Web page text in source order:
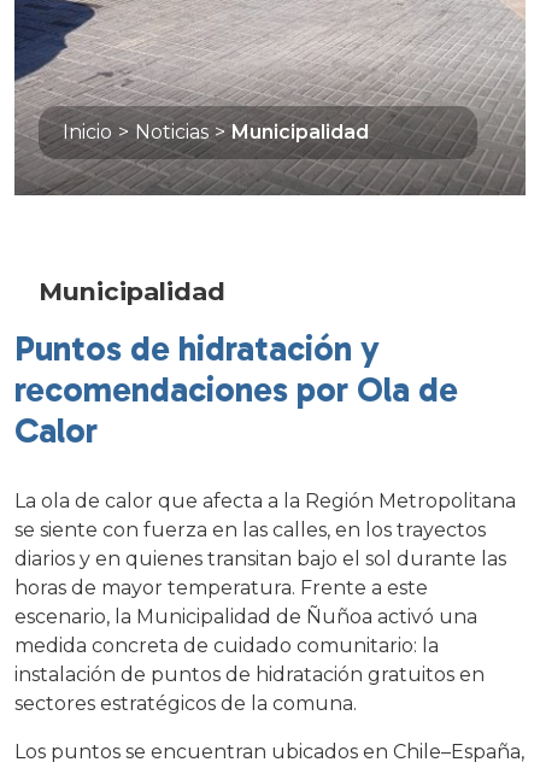
Inicio > Noticias > Municipalidad
Municipalidad
Puntos de hidratación y
recomendaciones por Ola de
Calor
La ola de calor que afecta a la Región Metropolitana
se siente con fuerza en las calles, en los trayectos
diarios y en quienes transitan bajo el sol durante las
horas de mayor temperatura. Frente a este
escenario, la Municipalidad de Ñuñoa activó una
medida concreta de cuidado comunitario: la
instalación de puntos de hidratación gratuitos en
sectores estratégicos de la comuna.
Los puntos se encuentran ubicados en Chile–España,